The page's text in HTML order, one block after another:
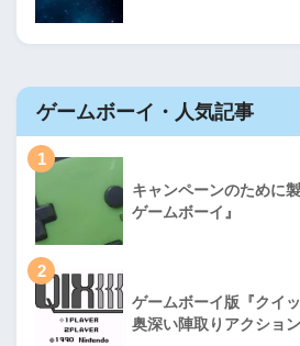
ゲームボーイ・人気記事
1
キャンペーンのために
ゲームボーイ』
2
ゲームボーイ版『クイ
奥深い陣取りアクション